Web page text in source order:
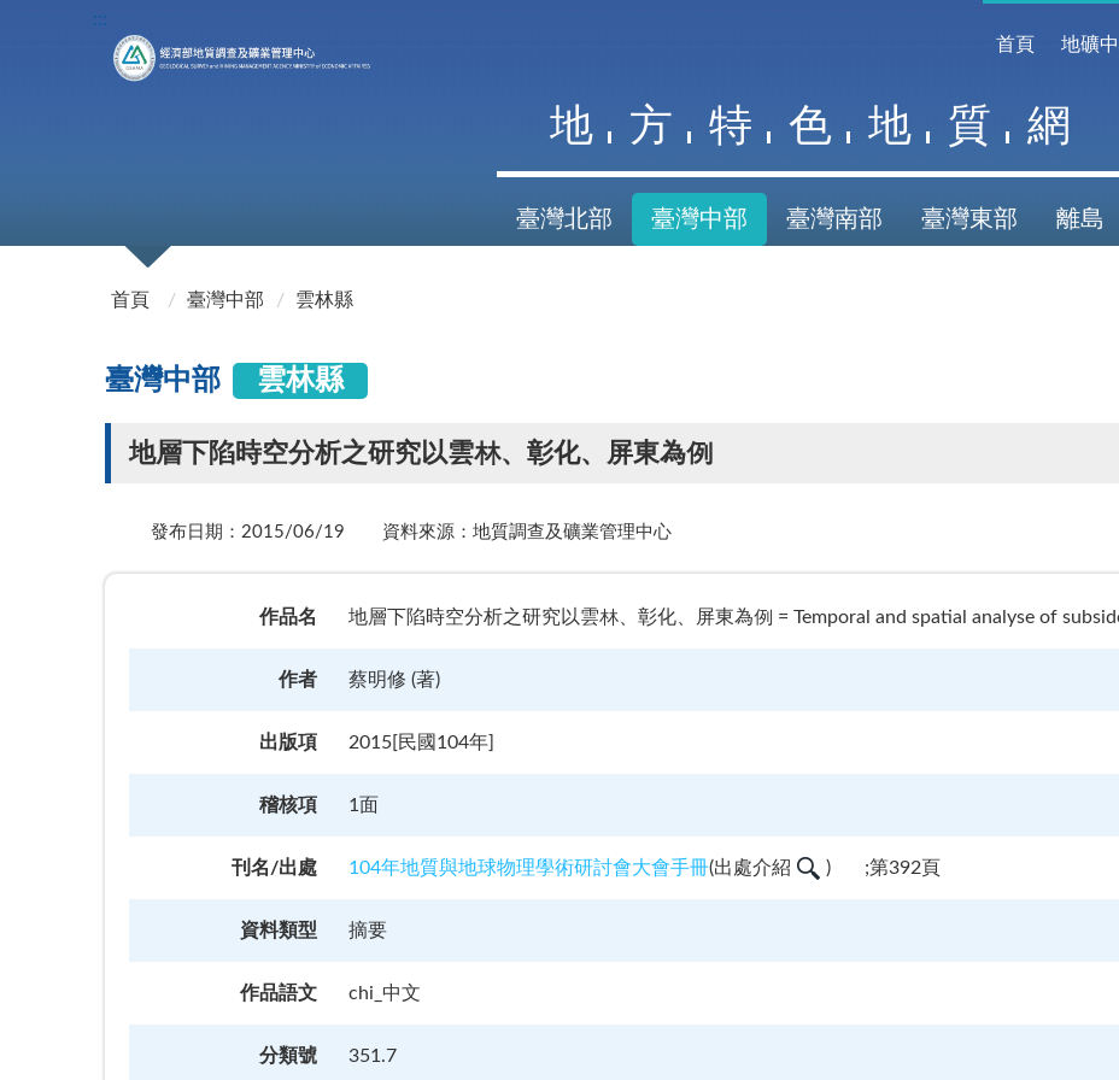
首頁 地礦
:::
地 方 特 色 地 質 網
臺灣北部 臺灣中部 臺灣南部 臺灣東部 離島
首頁
臺灣中部 雲林縣
臺灣中部 雲林縣
地層下陷時空分析之研究以雲林、彰化、屏東為例
發布日期：2015/06/19 資料來源：地質調查及礦業管理中心
作品名 地層下陷時空分析之研究以雲林、彰化、屏東為例 = Temporal and spatial analyse of
作者 蔡明修 (著)
出版項 2015[民國104年]
稽核項 1面
刊名/出處 104年地質與地球物理學術研討會大會手冊(出處介紹 ) ;第392頁
資料類型 摘要
作品語文 chi_中文
分類號 351.7